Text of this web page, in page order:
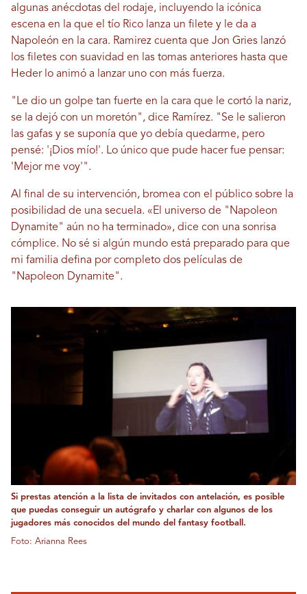
algunas anécdotas del rodaje, incluyendo la icónica
escena en la que el tío Rico lanza un filete y le da a
Napoleón en la cara. Ramirez cuenta que Jon Gries lanzó
los filetes con suavidad en las tomas anteriores hasta que
Heder lo animó a lanzar uno con más fuerza.
"Le dio un golpe tan fuerte en la cara que le cortó la nariz,
se la dejó con un moretón", dice Ramírez. "Se le salieron
las gafas y se suponía que yo debía quedarme, pero
pensé: '¡Dios mío!'. Lo único que pude hacer fue pensar:
'Mejor me voy'".
Al final de su intervención, bromea con el público sobre la
posibilidad de una secuela. «El universo de "Napoleon
Dynamite" aún no ha terminado», dice con una sonrisa
cómplice. No sé si algún mundo está preparado para que
mi familia defina por completo dos películas de
"Napoleon Dynamite".
Si prestas atención a la lista de invitados con antelación, es posible
que puedas conseguir un autógrafo y charlar con algunos de los
jugadores más conocidos del mundo del fantasy football.
Foto: Arianna Rees